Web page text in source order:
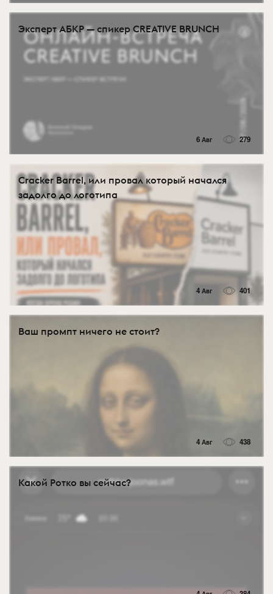
Эксперт АБКР — спикер CREATIVE BRUNCH
6 Авг 279
Cracker Barrel, или провал который начался
задолго до логотипа
4 Авг 401
Ваш промпт ничего не стоит?
4 Авг 438
Какой Ротко вы сейчас?